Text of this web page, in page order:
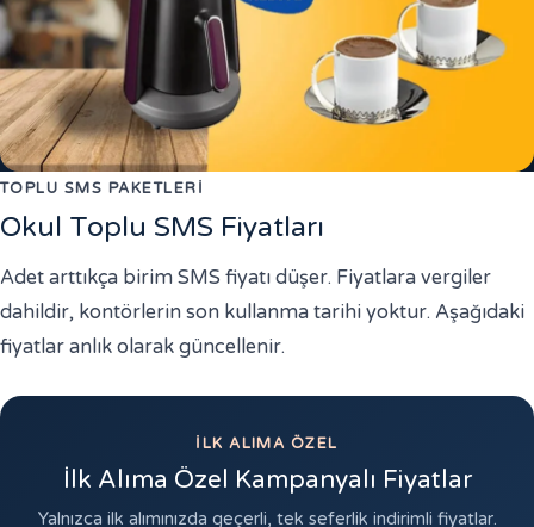
TOPLU SMS PAKETLERI
Okul Toplu SMS Fiyatları
Adet arttıkça birim SMS fiyatı düşer. Fiyatlara vergiler
dahildir, kontörlerin son kullanma tarihi yoktur. Aşağıdaki
fiyatlar anlık olarak güncellenir.
İLK ALIMA ÖZEL
İlk Alıma Özel Kampanyalı Fiyatlar
Yalnızca ilk alımınızda geçerli, tek seferlik indirimli fiyatlar.